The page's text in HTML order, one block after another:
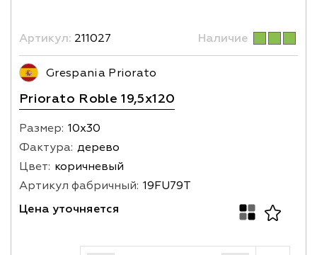
Артикул: 211027 Наличие
Grespania Priorato
Priorato Roble 19,5x120
Размер: 10х30
Фактура: дерево
Цвет: коричневый
Артикул фабричный: 19FU79T
Цена уточняется